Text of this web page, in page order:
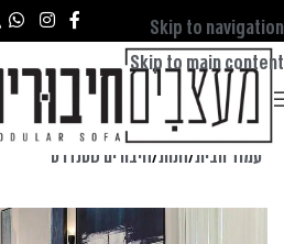
Skip to navigation
Skip to main content
עמוד הבית/חנות/חיבורים סטנדרט